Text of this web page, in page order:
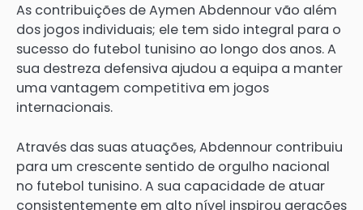
As contribuições de Aymen Abdennour vão além
dos jogos individuais; ele tem sido integral para o
sucesso do futebol tunisino ao longo dos anos. A
sua destreza defensiva ajudou a equipa a manter
uma vantagem competitiva em jogos
internacionais.
Através das suas atuações, Abdennour contribuiu
para um crescente sentido de orgulho nacional
no futebol tunisino. A sua capacidade de atuar
consistentemente em alto nível inspirou gerações